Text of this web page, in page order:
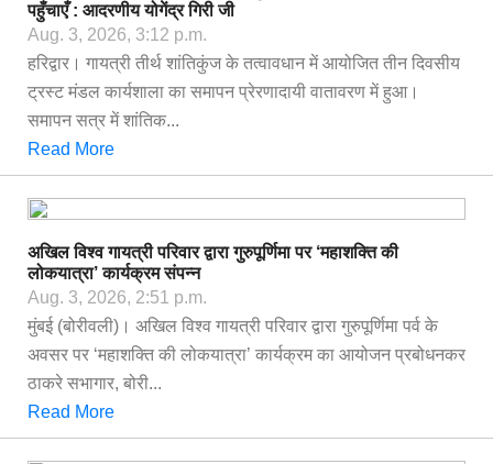
पहुँचाएँ : आदरणीय योगेंद्र गिरी जी
Aug. 3, 2026, 3:12 p.m.
हरिद्वार। गायत्री तीर्थ शांतिकुंज के तत्वावधान में आयोजित तीन दिवसीय
ट्रस्ट मंडल कार्यशाला का समापन प्रेरणादायी वातावरण में हुआ।
समापन सत्र में शांतिक...
Read More
अखिल विश्व गायत्री परिवार द्वारा गुरुपूर्णिमा पर ‘महाशक्ति की
लोकयात्रा’ कार्यक्रम संपन्न
Aug. 3, 2026, 2:51 p.m.
मुंबई (बोरीवली)। अखिल विश्व गायत्री परिवार द्वारा गुरुपूर्णिमा पर्व के
अवसर पर ‘महाशक्ति की लोकयात्रा’ कार्यक्रम का आयोजन प्रबोधनकर
ठाकरे सभागार, बोरी...
Read More